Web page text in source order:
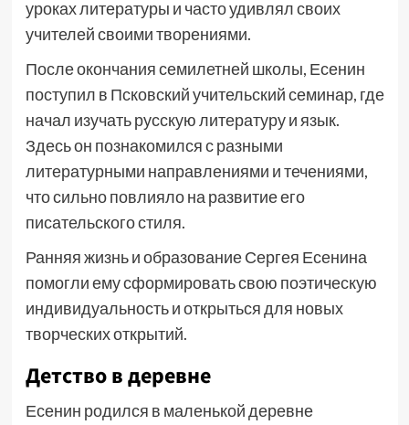
уроках литературы и часто удивлял своих
учителей своими творениями.
После окончания семилетней школы, Есенин
поступил в Псковский учительский семинар, где
начал изучать русскую литературу и язык.
Здесь он познакомился с разными
литературными направлениями и течениями,
что сильно повлияло на развитие его
писательского стиля.
Ранняя жизнь и образование Сергея Есенина
помогли ему сформировать свою поэтическую
индивидуальность и открыться для новых
творческих открытий.
Детство в деревне
Есенин родился в маленькой деревне